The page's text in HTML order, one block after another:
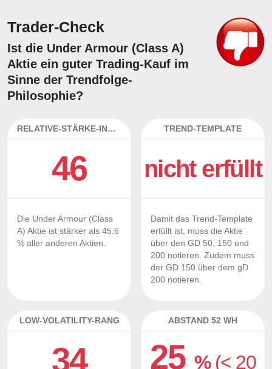
Trader-Check
Ist die Under Armour (Class A)
Aktie ein guter Trading-Kauf im
Sinne der Trendfolge-
Philosophie?
RELATIVE-STÄRKE-INDEX
46
Die Under Armour (Class
A) Aktie ist stärker als 45.6
% aller anderen Aktien.
TREND-TEMPLATE
nicht erfüllt
Damit das Trend-Template
erfüllt ist, muss die Aktie
über den GD 50, 150 und
200 notieren. Zudem muss
der GD 150 über dem gD
200 notieren.
LOW-VOLATILITY-RANG
34
ABSTAND 52 WH
25% (< 20